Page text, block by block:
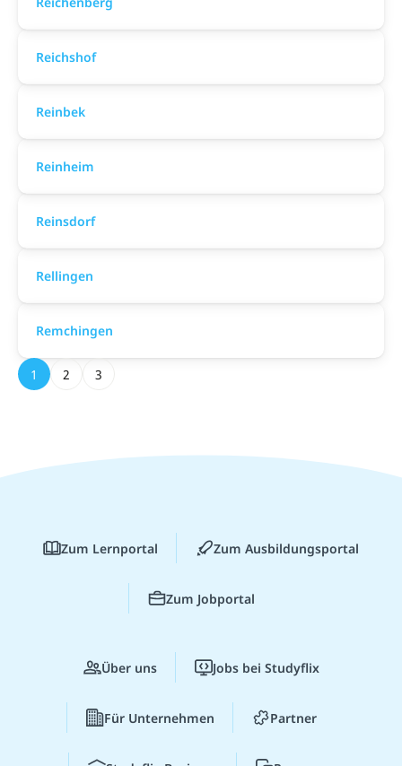
Reichshof
Reinbek
Reinheim
Reinsdorf
Rellingen
Remchingen
1 2 3
Zum Lernportal Zum Ausbildungsportal
Zum Jobportal
Über uns Jobs bei Studyflix
Für Unternehmen Partner